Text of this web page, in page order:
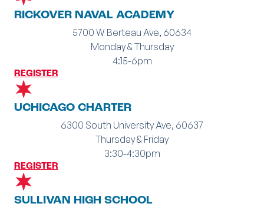
RICKOVER NAVAL ACADEMY
5700 W Berteau Ave, 60634
Monday & Thursday
4:15-6pm
REGISTER
UCHICAGO CHARTER
6300 South University Ave, 60637
Thursday & Friday
3:30-4:30pm
REGISTER
SULLIVAN HIGH SCHOOL